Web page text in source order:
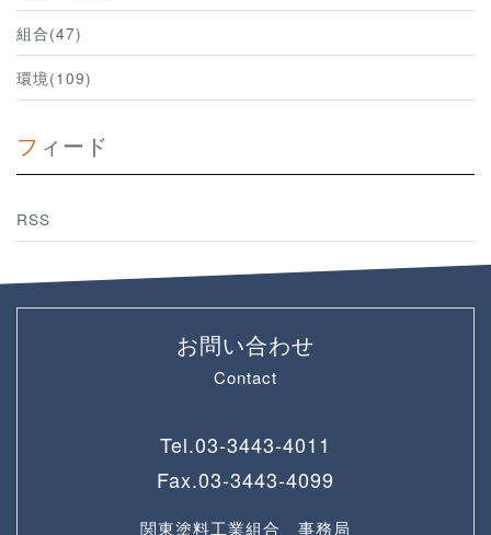
組合(47)
環境(109)
フィード
RSS
お問い合わせ
Contact
Tel.03-3443-4011
Fax.03-3443-4099
関東塗料工業組合 事務局